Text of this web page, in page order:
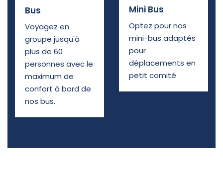
Bus
Voyagez en
groupe jusqu'à
plus de 60
personnes avec le
maximum de
confort à bord de
nos bus.
Mini Bus
Optez pour nos
mini-bus adaptés
pour
déplacements en
petit comité